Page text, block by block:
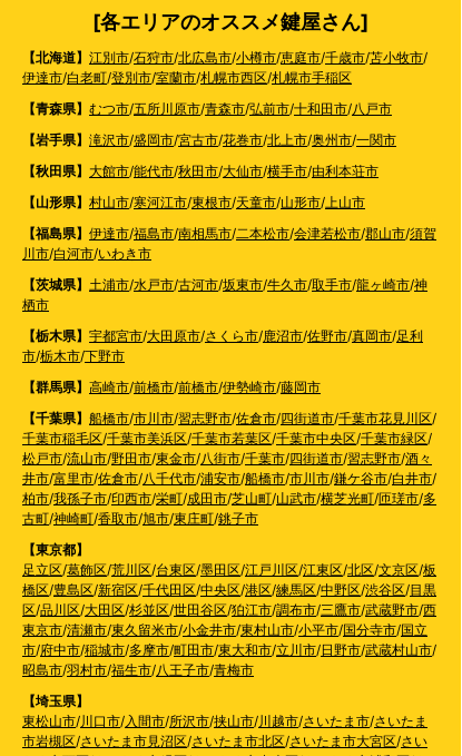
[各エリアのオススメ鍵屋さん]
【北海道】 江別市/石狩市/北広島市/小樽市/恵庭市/千歳市/苫小牧市/
伊達市/白老町/登別市/室蘭市/札幌市西区/札幌市手稲区
【青森県】 むつ市/五所川原市/青森市/弘前市/十和田市/八戸市
【岩手県】 滝沢市/盛岡市/宮古市/花巻市/北上市/奥州市/一関市
【秋田県】 大館市/能代市/秋田市/大仙市/横手市/由利本荘市
【山形県】 村山市/寒河江市/東根市/天童市/山形市/上山市
【福島県】 伊達市/福島市/南相馬市/二本松市/会津若松市/郡山市/須賀
川市/白河市/いわき市
【茨城県】 土浦市/水戸市/古河市/坂東市/牛久市/取手市/龍ヶ崎市/神
栖市
【栃木県】 宇都宮市/大田原市/さくら市/鹿沼市/佐野市/真岡市/足利
市/栃木市/下野市
【群馬県】 高崎市/前橋市/前橋市/伊勢崎市/藤岡市
【千葉県】 船橋市/市川市/習志野市/佐倉市/四街道市/千葉市花見川区/
千葉市稲毛区/千葉市美浜区/千葉市若葉区/千葉市中央区/千葉市緑区/
松戸市/流山市/野田市/東金市/八街市/千葉市/四街道市/習志野市/酒々
井市/富里市/佐倉市/八千代市/浦安市/船橋市/市川市/鎌ケ谷市/白井市/
柏市/我孫子市/印西市/栄町/成田市/芝山町/山武市/横芝光町/匝瑳市/多
古町/神崎町/香取市/旭市/東庄町/銚子市
【東京都】
足立区/葛飾区/荒川区/台東区/墨田区/江戸川区/江東区/北区/文京区/板
橋区/豊島区/新宿区/千代田区/中央区/港区/練馬区/中野区/渋谷区/目黒
区/品川区/大田区/杉並区/世田谷区/狛江市/調布市/三鷹市/武蔵野市/西
東京市/清瀬市/東久留米市/小金井市/東村山市/小平市/国分寺市/国立
市/府中市/稲城市/多摩市/町田市/東大和市/立川市/日野市/武蔵村山市/
昭島市/羽村市/福生市/八王子市/青梅市
【埼玉県】
東松山市/川口市/入間市/所沢市/挟山市/川越市/さいたま市/さいたま
市岩槻区/さいたま市見沼区/さいたま市北区/さいたま市大宮区/さい